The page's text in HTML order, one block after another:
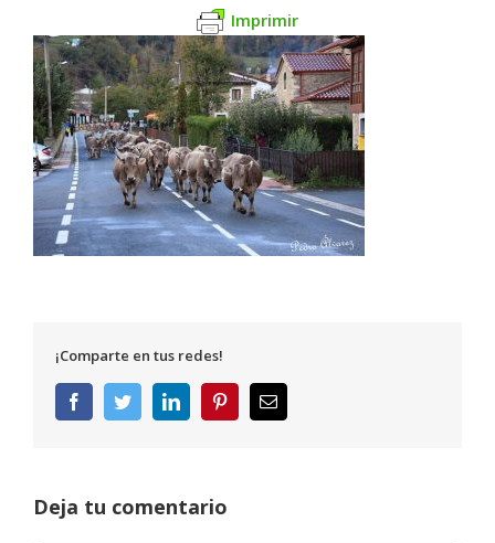
Imprimir
¡Comparte en tus redes!
FacebookTwitterLinkedInPinterestCorreo
electrónico
Deja tu comentario